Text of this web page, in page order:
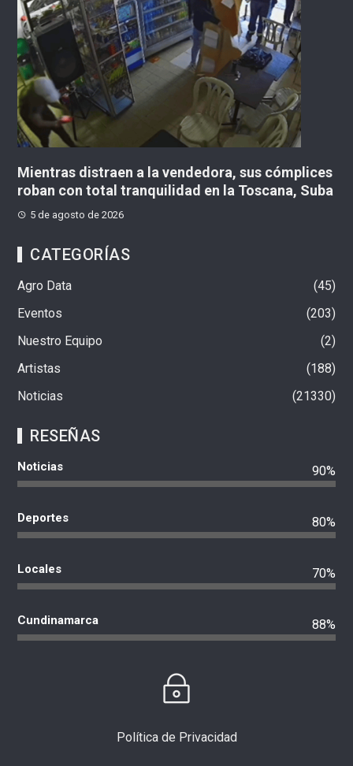
Mientras distraen a la vendedora, sus cómplices
roban con total tranquilidad en la Toscana, Suba
5 de agosto de 2026
CATEGORÍAS
Agro Data
45
Eventos
203
Nuestro Equipo
2
Artistas
188
Noticias
21330
RESEÑAS
Noticias 90%
Deportes 80%
Locales 70%
Cundinamarca 88%
Política de Privacidad